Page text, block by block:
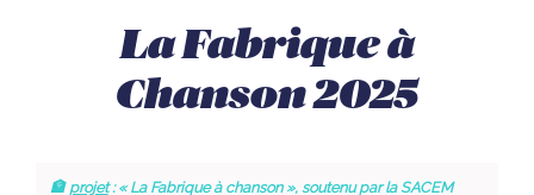
La Fabrique à
Chanson 2025
🏦 projet: « La Fabrique à chanson », soutenu par la SACEM